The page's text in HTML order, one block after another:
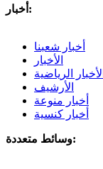
أخبار:
أخبار شعبنا
الأخبار
الأخبار الرياضية
الأرشيف
أخبار منوعة
أخبار كنسية
وسائط متعددة: